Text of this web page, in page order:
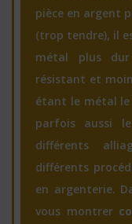
pièce en argent
(trop tendre), il
métal plus
résistant et
étant le métal le
parfois aussi
différents
différents
en argenterie.
vous montrer